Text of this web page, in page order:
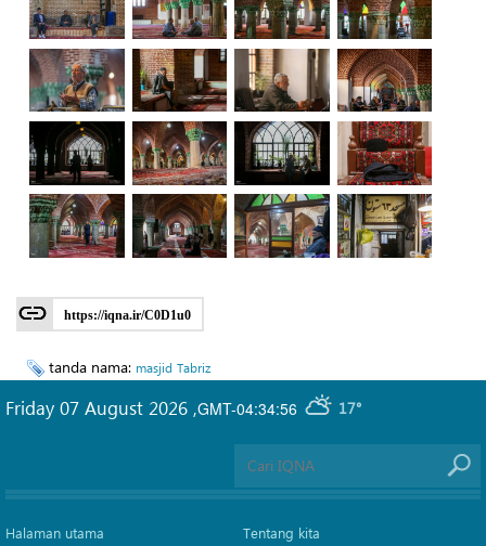
https://iqna.ir/C0D1u0
tanda nama: masjid Tabriz
GMT-04:34:56 17°
Friday 07 August 2026 ,
Halaman utama Tentang kita